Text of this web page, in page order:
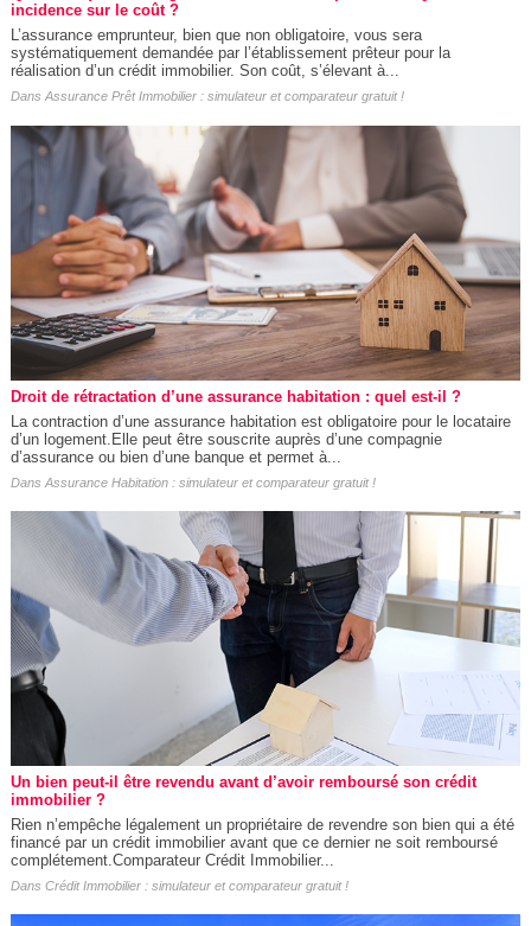
incidence sur le coût ?
L’assurance emprunteur, bien que non obligatoire, vous sera
systématiquement demandée par l’établissement prêteur pour la
réalisation d’un crédit immobilier. Son coût, s’élevant à...
DansAssurance Prêt Immobilier : simulateur et comparateur gratuit !
Droit de rétractation d’une assurance habitation : quel est-il ?
La contraction d’une assurance habitation est obligatoire pour le locataire
d’un logement.Elle peut être souscrite auprès d’une compagnie
d’assurance ou bien d’une banque et permet à...
Dans Assurance Habitation : simulateur et comparateur gratuit !
Un bien peut-il être revendu avant d’avoir remboursé son crédit
immobilier ?
Rien n’empêche légalement un propriétaire de revendre son bien qui a été
financé par un crédit immobilier avant que ce dernier ne soit remboursé
complétement.Comparateur Crédit Immobilier...
Dans Crédit Immobilier : simulateur et comparateur gratuit !